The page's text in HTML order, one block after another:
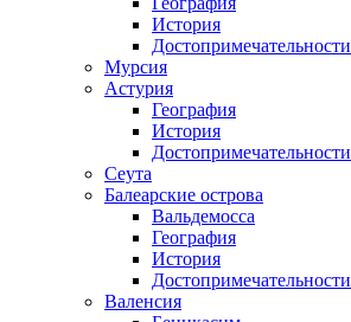
История
Достопримечательности
Мурсия
Астурия
География
История
Достопримечательности
Сеута
Балеарские острова
Вальдемосса
География
История
Достопримечательности
Валенсия